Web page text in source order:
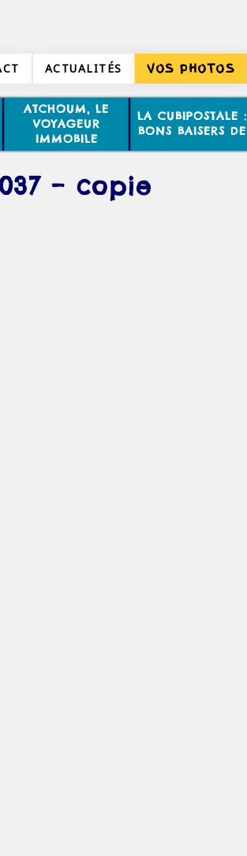
ACTUALITÉS VOS PHOTOS
ATCHOUM, LE
VOYAGEUR
IMMOBILE
LA CUBIPOSTALE :
BONS BAISERS DE
– copie